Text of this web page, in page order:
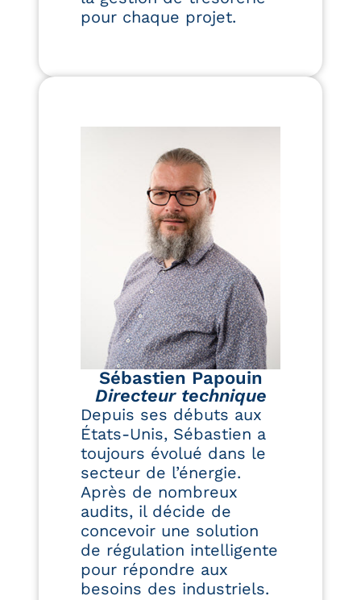
pour chaque projet.
Sébastien Papouin
Directeur technique
Depuis ses débuts aux
États-Unis, Sébastien a
toujours évolué dans le
secteur de l’énergie.
Après de nombreux
audits, il décide de
concevoir une solution
de régulation intelligente
pour répondre aux
besoins des industriels.